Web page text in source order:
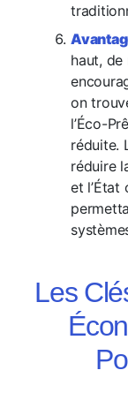
haut,
on
l’Éco-
réduite.
réduire
et l’État
Les